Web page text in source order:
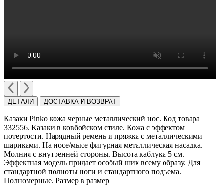
ДЕТАЛИ ДОСТАВКА И ВОЗВРАТ
Казаки Pinko кожа черные металлический нос. Код товара
332556. Казаки в ковбойском стиле. Кожа с эффектом
потертости. Нарядный ремень и пряжка с металлическими
шариками. На носе/мысе фигурная металлическая насадка.
Молния с внутренней стороны. Высота каблука 5 см.
Эффектная модель придает особый шик всему образу. Для
стандартной полноты ноги и стандартного подъема.
Полномерные. Размер в размер.